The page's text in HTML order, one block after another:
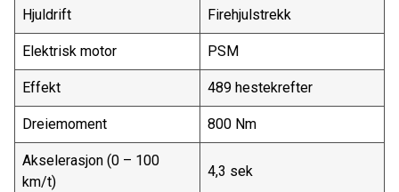
Hjuldrift Firehjulstrekk
Elektrisk motor PSM
Effekt 489 hestekrefter
Dreiemoment 800 Nm
Akselerasjon (0 – 100
km/t)
4,3 sek